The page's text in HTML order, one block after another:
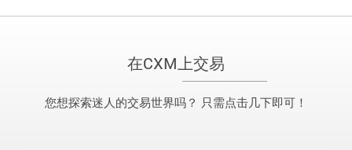
在CXM上交易
您想探索迷人的交易世界吗？ 只需点击几下即可！